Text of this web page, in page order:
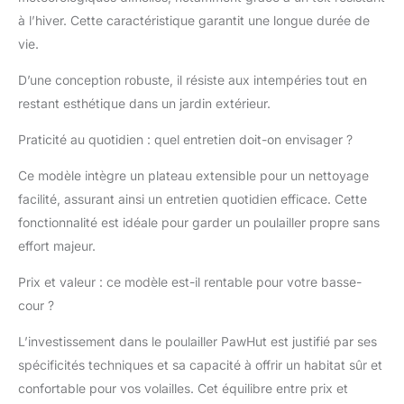
aux poules d'accéder
librement tout au long
portes verrouillables et
une grille métallique
offre une protection
contre les prédateurs la
nuit et maintient les
poules en sécurité.
pour collecter les
est facile à nettoyer.
Deux fenêtres
coulissantes assurent
une circulation d'air
à l’hiver. Cette caractéristique garantit une longue durée de
vie.
D’une conception robuste, il résiste aux intempéries tout en
restant esthétique dans un jardin extérieur.
Praticité au quotidien : quel entretien doit-on envisager ?
Ce modèle intègre un plateau extensible pour un nettoyage
facilité, assurant ainsi un entretien quotidien efficace. Cette
fonctionnalité est idéale pour garder un poulailler propre sans
effort majeur.
Prix et valeur : ce modèle est-il rentable pour votre basse-
cour ?
L’investissement dans le poulailler PawHut est justifié par ses
spécificités techniques et sa capacité à offrir un habitat sûr et
confortable pour vos volailles. Cet équilibre entre prix et